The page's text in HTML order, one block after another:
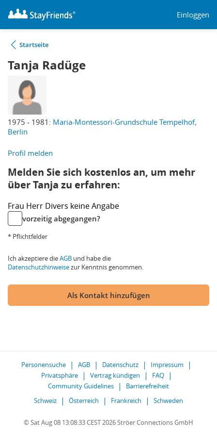
Einloggen
Startseite
Tanja Radüge
1975 - 1981: Maria-Montessori-Grundschule Tempelhof,
Berlin
Profil melden
Melden Sie sich kostenlos an, um mehr
über Tanja zu erfahren:
Frau Herr Divers keine Angabe
vorzeitig abgegangen?
* Pflichtfelder
Ich akzeptiere dieAGB und habe die
Datenschutzhinweisezur Kenntnis genommen.
Als Kontakt hinzufügen
Personensuche AGB Datenschutz
Impressum
Privatsphäre
Vertrag kündigen
FAQ
Community Guidelines
Barrierefreiheit
Schweiz
Österreich Frankreich Schweden
© Sat Aug 08 13:08:33 CEST 2026 Ströer Connections GmbH